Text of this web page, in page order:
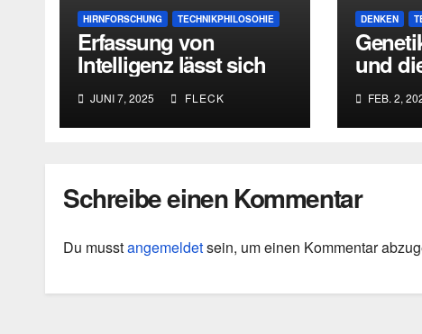
HIRNFORSCHUNG TECHNIKPHILOSOHIE
Erfassung von
Intelligenz lässt sich
nicht (allein)
algorithmisch lösen
JUNI 7, 2025 FLECK
DENKEN
und
FEB. 2,
Schreibe einen Kommentar
Du musstangemeldetsein, um einen Kommentar